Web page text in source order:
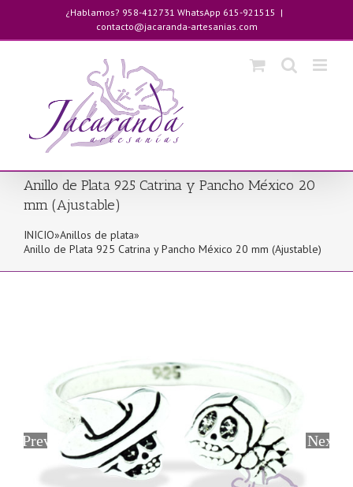
contenido
¿Hablamos? 958-412731 WhatsApp 615-921515 |
contacto@jacaranda-artesanias.com
Anillo de Plata 925 Catrina y Pancho México 20
mm (Ajustable)
INICIO»Anillos de plata»
Anillo de Plata 925 Catrina y Pancho México 20 mm (Ajustable)
Previous Next